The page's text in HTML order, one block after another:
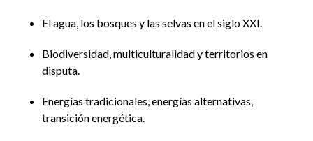
El agua, los bosques y las selvas en el siglo XXI.
Biodiversidad, multiculturalidad y territorios en
disputa.
Energías tradicionales, energías alternativas,
transición energética.